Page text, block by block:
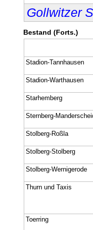
Gollwitzer
Bestand (Forts.)
Stadion-Tannhausen
Stadion-Warthausen
Starhemberg
Sternberg-
Stolberg-Roßla
Stolberg-Stolberg
Stolberg-Wernigerode
Thurn und Taxis
Toerring